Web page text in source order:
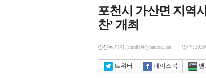
대한적십자
포천시 가산면 지역
찬’ 개최
강신옥 기자 / jinmi604@hanmail.net 입력 :
트위터 페이스북